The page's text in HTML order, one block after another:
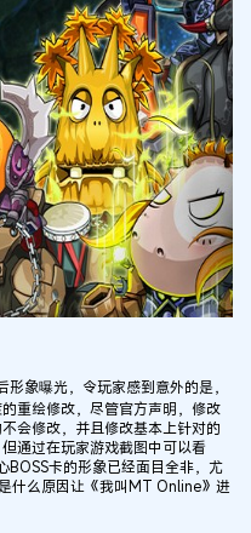
曝光，令玩家感到意外的是，
重绘修改，尽管官方声明，修改
会修改，并且修改基本上针对的
通过在玩家游戏截图中可以看
BOSS卡的形象已经面目全非，尤
什么原因让《我叫MT Online》进